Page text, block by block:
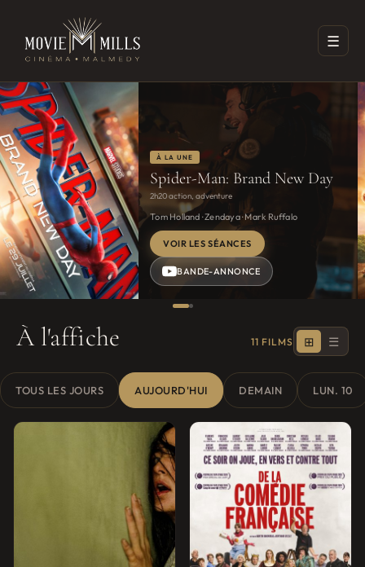
☰
À LA UNE
Spider-Man: Brand New Day
2h20·action, adventure
Tom Holland · Zendaya · Mark Ruffalo
VOIR LES SÉANCES
BANDE-ANNONCE
À l'affiche 11 FILMS ⊞ ☰
TOUS LES JOURS AUJOURD'HUI DEMAIN LUN. 10